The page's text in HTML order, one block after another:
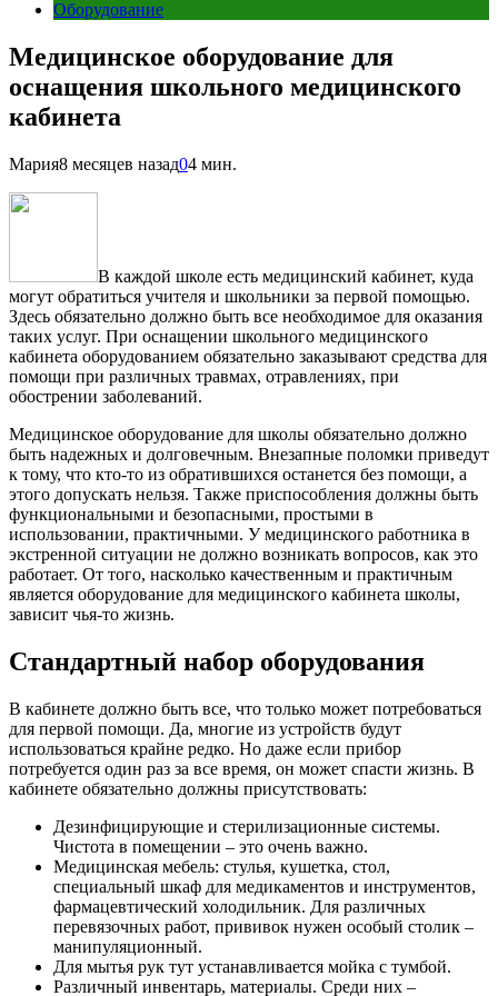
Оборудование
Медицинское оборудование для
оснащения школьного медицинского
кабинета
Мария8 месяцев назад04 мин.
В каждой школе есть медицинский кабинет, куда
могут обратиться учителя и школьники за первой помощью.
Здесь обязательно должно быть все необходимое для оказания
таких услуг. При оснащении школьного медицинского
кабинета оборудованием обязательно заказывают средства для
помощи при различных травмах, отравлениях, при
обострении заболеваний.
Медицинское оборудование для школы обязательно должно
быть надежных и долговечным. Внезапные поломки приведут
к тому, что кто-то из обратившихся останется без помощи, а
этого допускать нельзя. Также приспособления должны быть
функциональными и безопасными, простыми в
использовании, практичными. У медицинского работника в
экстренной ситуации не должно возникать вопросов, как это
работает. От того, насколько качественным и практичным
является оборудование для медицинского кабинета школы,
зависит чья-то жизнь.
Стандартный набор оборудования
В кабинете должно быть все, что только может потребоваться
для первой помощи. Да, многие из устройств будут
использоваться крайне редко. Но даже если прибор
потребуется один раз за все время, он может спасти жизнь. В
кабинете обязательно должны присутствовать:
Дезинфицирующие и стерилизационные системы.
Чистота в помещении – это очень важно.
Медицинская мебель: стулья, кушетка, стол,
специальный шкаф для медикаментов и инструментов,
фармацевтический холодильник. Для различных
перевязочных работ, прививок нужен особый столик –
манипуляционный.
Для мытья рук тут устанавливается мойка с тумбой.
Различный инвентарь, материалы. Среди них –